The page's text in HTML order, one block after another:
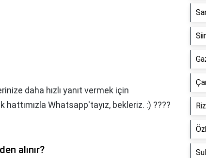
daha hızlı yanıt vermek için
Whatsapp'tayız, bekleriz. :) ????
alınır?